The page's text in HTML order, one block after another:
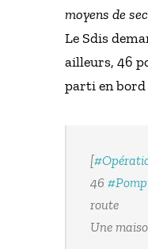
moyens de
Le Sdis
ailleurs, 46
parti en bord
[
46
route
Une